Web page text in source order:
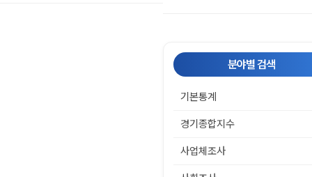
분야별 검색
기본통계
경기종합지수
사업체조사